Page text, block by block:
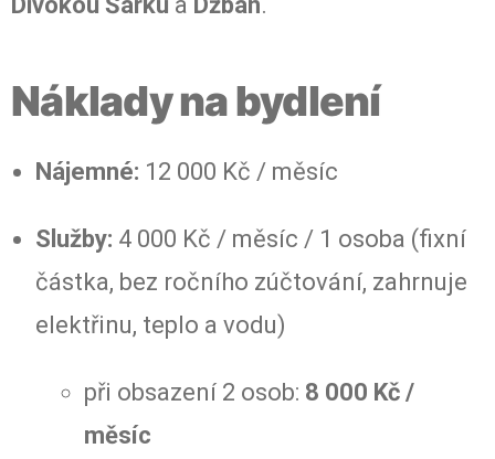
Náklady na bydlení
Nájemné: 12 000 Kč / měsíc
Služby: 4 000 Kč / měsíc / 1 osoba (fixní
částka, bez ročního zúčtování, zahrnuje
elektřinu, teplo a vodu)
při obsazení 2 osob: 8 000 Kč /
měsíc